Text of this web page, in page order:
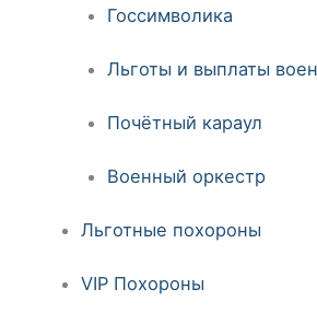
Госсимволика
Льготы и выплаты
Почётный караул
Военный оркестр
Льготные похороны
VIP Похороны